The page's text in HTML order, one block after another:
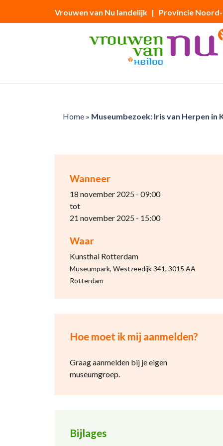
Vrouwen van Nu landelijk | Provincie
Home» Museumbezoek: Iris van Herpen in
Wanneer
18 november 2025 - 09:00
tot
21 november 2025 - 15:00
Waar
Kunsthal Rotterdam
Museumpark, Westzeedijk 341, 3015 AA
Rotterdam
Hoe moet ik mij aanmelden?
Graag aanmelden bij je eigen
museumgroep.
Bijlages